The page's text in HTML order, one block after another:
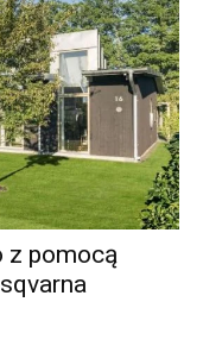
z pomocą